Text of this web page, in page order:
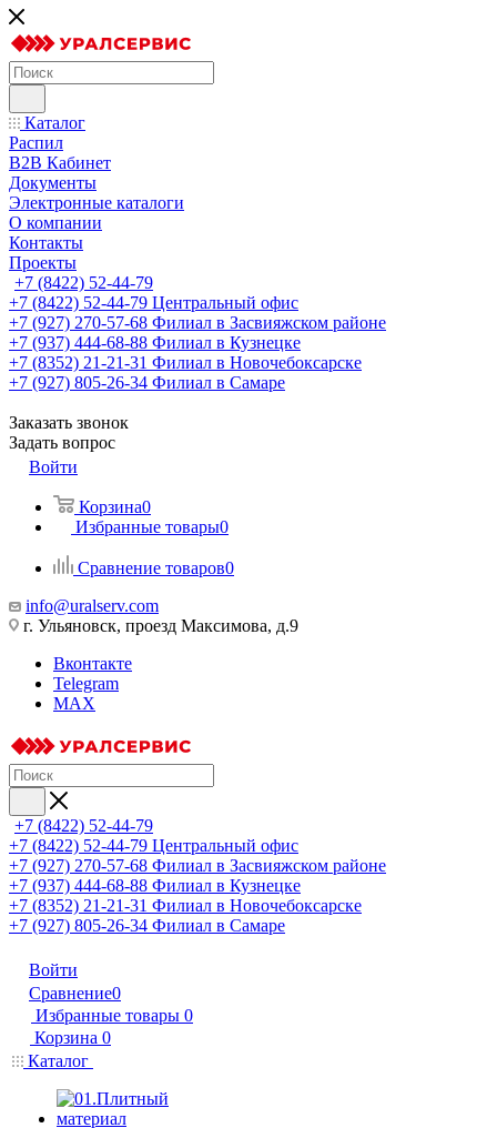
Каталог
Распил
B2B Кабинет
Документы
Электронные каталоги
О компании
Контакты
Проекты
+7 (8422) 52-44-79
+7 (8422) 52-44-79 Центральный офис
+7 (927) 270-57-68 Филиал в Засвияжском районе
+7 (937) 444-68-88 Филиал в Кузнецке
+7 (8352) 21-21-31 Филиал в Новочебоксарске
+7 (927) 805-26-34 Филиал в Самаре
Заказать звонок
Задать вопрос
Войти
Корзина0
Избранные товары0
Сравнение товаров0
info@uralserv.com
г. Ульяновск, проезд Максимова, д.9
Вконтакте
Telegram
MAX
+7 (8422) 52-44-79
+7 (8422) 52-44-79 Центральный офис
+7 (927) 270-57-68 Филиал в Засвияжском районе
+7 (937) 444-68-88 Филиал в Кузнецке
+7 (8352) 21-21-31 Филиал в Новочебоксарске
+7 (927) 805-26-34 Филиал в Самаре
Войти
Сравнение0
Избранные товары 0
Корзина 0
Каталог